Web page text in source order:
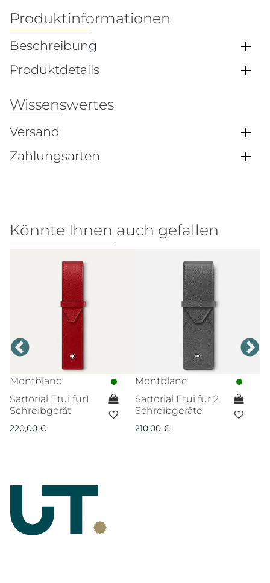
Produktinformationen
Beschreibung
Produktdetails
Wissenswertes
Versand
Zahlungsarten
Könnte Ihnen auch gefallen
Montblanc
Sartorial Etui für1
Schreibgerät
220,00 €
Montblanc
Sartorial Etui für 2
Schreibgeräte
210,00 €